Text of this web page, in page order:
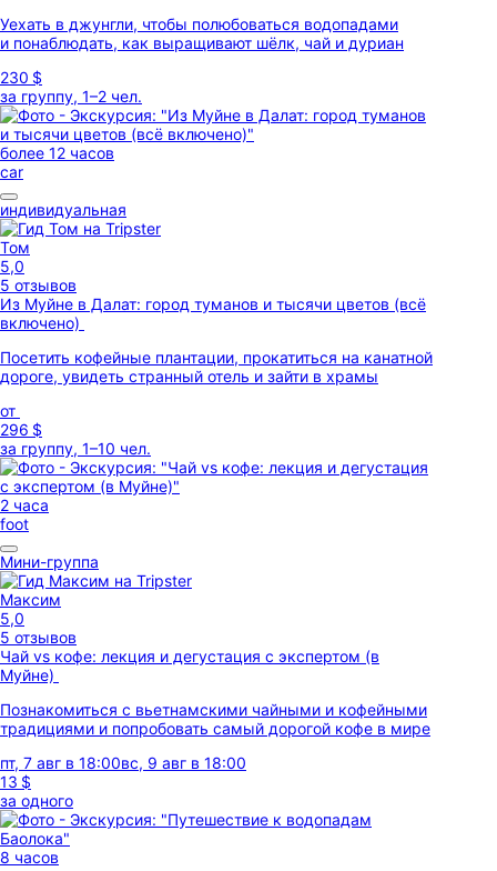
Уехать в джунгли, чтобы полюбоваться водопадами
и понаблюдать, как выращивают шёлк, чай и дуриан
230 $
за группу, 1–2 чел.
более 12 часов
car
индивидуальная
Том
5,0
5 отзывов
Из Муйне в Далат: город туманов и тысячи цветов (всё
включено)
Посетить кофейные плантации, прокатиться на канатной
дороге, увидеть странный отель и зайти в храмы
от
296 $
за группу, 1–10 чел.
2 часа
foot
Мини-группа
Максим
5,0
5 отзывов
Чай vs кофе: лекция и дегустация с экспертом (в
Муйне)
Познакомиться с вьетнамскими чайными и кофейными
традициями и попробовать самый дорогой кофе в мире
пт, 7 авг в 18:00вс, 9 авг в 18:00
13 $
за одного
8 часов